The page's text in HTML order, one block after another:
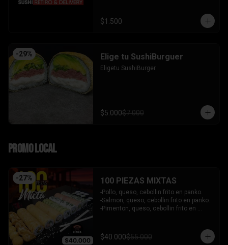
$1.500
-29% Elige tu SushiBurguer
Eligetu SushiBurger
$5.000$7.000
PROMO LOCAL
-27% 100 PIEZAS MIXTAS
-Pollo, queso, cebollin frito en panko.
-Salmon, queso, cebollin frito en panko.
-Pimenton, queso, cebollin frito en
-Camaron furai, queso, cebollin
envuelto en palta.
$40.000$55.000